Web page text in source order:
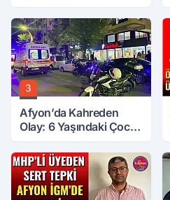
3
Afyon’da Kahreden
Olay: 6 Yaşındaki Çocuk